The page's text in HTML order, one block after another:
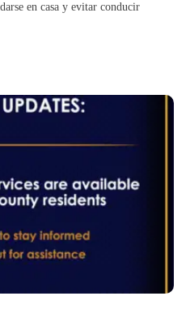
en casa y evitar conducir